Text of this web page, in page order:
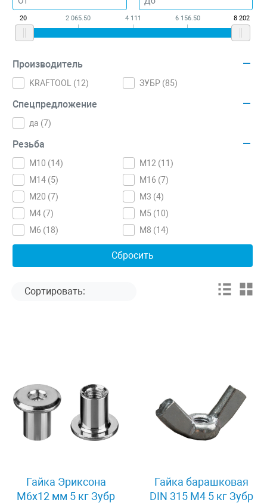
20 2 065.50 4 111 6 156.50 8 202
Производитель
KRAFTOOL (12) ЗУБР (85)
Спецпредложение
да (7)
Резьба
M10 (14) M12 (11)
M14 (5) M16 (7)
M20 (7) M3 (4)
M4 (7) M5 (10)
M6 (18) M8 (14)
Гайка Эриксона
M6x12 мм 5 кг Зубр
Гайка барашковая
DIN 315 M4 5 кг Зубр